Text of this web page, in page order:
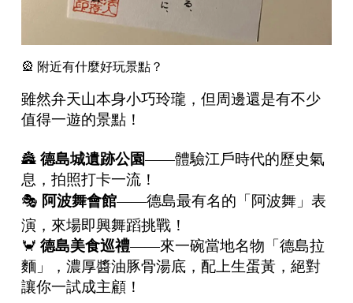
🎡 附近有什麼好玩景點？
雖然弁天山本身小巧玲瓏，但周邊還是有不少
值得一遊的景點！
🏯 德島城遺跡公園——體驗江戶時代的歷史氣
息，拍照打卡一流！
🎭 阿波舞會館——德島最有名的「阿波舞」表
演，來場即興舞蹈挑戰！
🦀 德島美食巡禮——來一碗當地名物「德島拉
麵」，濃厚醬油豚骨湯底，配上生蛋黃，絕對
讓你一試成主顧！